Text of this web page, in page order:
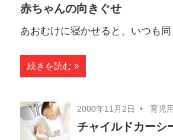
赤ちゃんの向きぐせ
あおむけに寝かせると、いつも
続きを読む
2000年11月2日 育児
チャイルドカーシ